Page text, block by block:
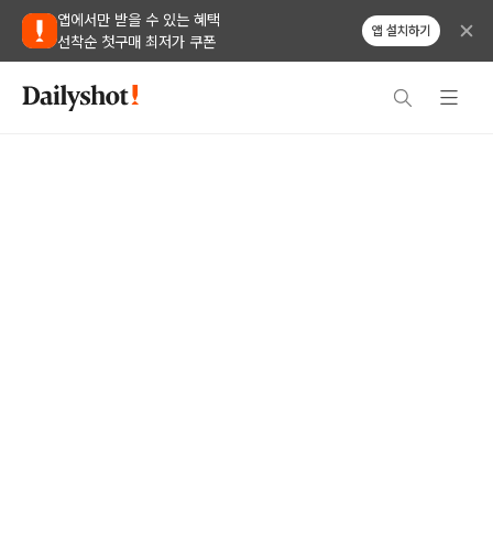
앱에서만 받을 수 있는 혜택
선착순 첫구매 최저가 쿠폰
앱 설치하기